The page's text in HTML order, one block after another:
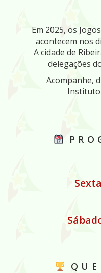
Em 2025, os
acontecem nos
A cidade de
delegações
Acompanhe,
Instituto